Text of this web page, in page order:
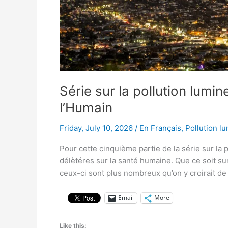
Série sur la pollution
l’Humain
Friday, July 10, 2026 / En Français, Pollution
Pour cette cinquième partie de la série sur la
délètéres sur la santé humaine. Que ce soit
ceux-ci sont plus nombreux qu’on y croirait
Email More
Like this: